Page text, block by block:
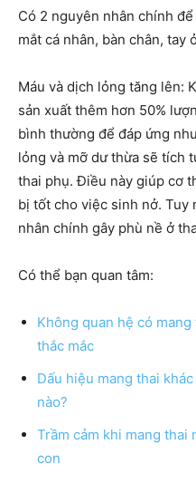
Có 2 nguyên nhân chính
mắt cá nhân, bàn chân, tay
Máu và dịch lỏng tăng lên:
sản xuất thêm hơn 50%
bình thường để đáp ứng
lỏng và mỡ dư thừa sẽ tích
thai phụ. Điều này giúp cơ
bị tốt cho việc sinh nở. Tuy
nhân chính gây phù nề ở
Có thể bạn quan tâm:
Không quan hệ có
thắc mắc
Dấu hiệu mang thai
nào?
Trầm cảm khi mang thai
con